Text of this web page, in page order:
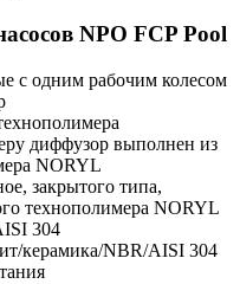
NPO FCP Pool
с одним рабочим колесом
диффузор выполнен из
NORYL
закрытого типа,
технополимера NORYL
304
керамика/NBR/AISI 304